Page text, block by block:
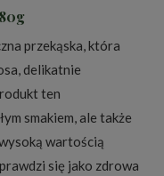
przekąska, która
delikatnie
ten
smakiem, ale także
wartością
się jako zdrowa